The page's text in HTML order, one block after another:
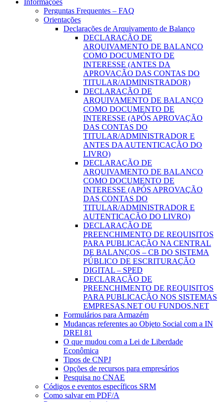
Informações
Perguntas Frequentes – FAQ
Orientações
Declarações de Arquivamento de Balanço
DECLARAÇÃO DE
ARQUIVAMENTO DE BALANÇO
COMO DOCUMENTO DE
INTERESSE (ANTES DA
APROVAÇÃO DAS CONTAS DO
TITULAR/ADMINISTRADOR)
DECLARAÇÃO DE
ARQUIVAMENTO DE BALANÇO
COMO DOCUMENTO DE
INTERESSE (APÓS APROVAÇÃO
DAS CONTAS DO
TITULAR/ADMINISTRADOR E
ANTES DA AUTENTICAÇÃO DO
LIVRO)
DECLARAÇÃO DE
ARQUIVAMENTO DE BALANÇO
COMO DOCUMENTO DE
INTERESSE (APÓS APROVAÇÃO
DAS CONTAS DO
TITULAR/ADMINISTRADOR E
AUTENTICAÇÃO DO LIVRO)
DECLARAÇÃO DE
PREENCHIMENTO DE REQUISITOS
PARA PUBLICAÇÃO NA CENTRAL
DE BALANÇOS – CB DO SISTEMA
PÚBLICO DE ESCRITURAÇÃO
DIGITAL – SPED
DECLARAÇÃO DE
PREENCHIMENTO DE REQUISITOS
PARA PUBLICAÇÃO NOS SISTEMAS
EMPRESAS.NET OU FUNDOS.NET
Formulários para Armazém
Mudanças referentes ao Objeto Social com a IN
DREI 81
O que mudou com a Lei de Liberdade
Econômica
Tipos de CNPJ
Opções de recursos para empresários
Pesquisa no CNAE
Códigos e eventos específicos SRM
Como salvar em PDF/A